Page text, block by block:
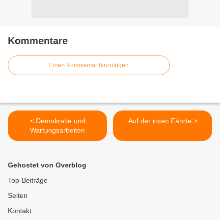
Kommentare
Einen Kommentar hinzufügen
< Demokratie und
Wartungsarbeiten
Auf der roten Fährte >
Gehostet von Overblog
Top-Beiträge
Seiten
Kontakt